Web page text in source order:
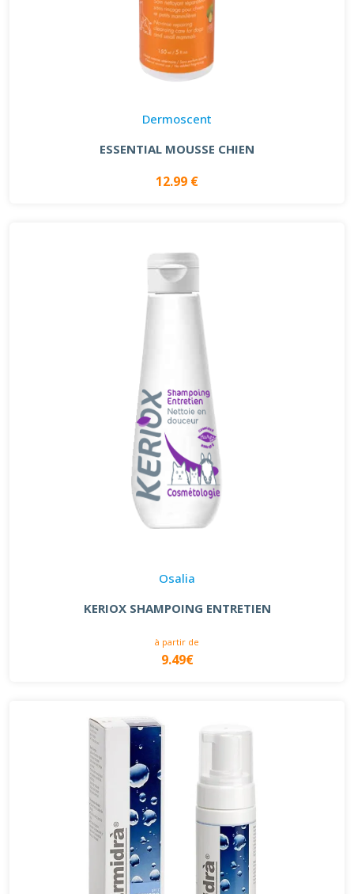
Dermoscent
ESSENTIAL MOUSSE CHIEN
12.99 €
Osalia
KERIOX SHAMPOING ENTRETIEN
à partir de
9.49€